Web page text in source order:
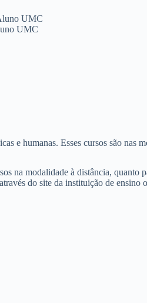
UMC
e humanas. Esses cursos são nas
na modalidade à distância, quanto
do site da instituição de